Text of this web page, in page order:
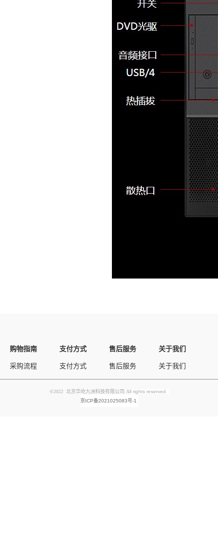
购物指南
采购流程
支付方式
支付方式
售后服务
售后服务
关于我们
关于我们
©2022 北京华屹九洲科技有限公司 All rights reserved
京ICP备2021025083号-1